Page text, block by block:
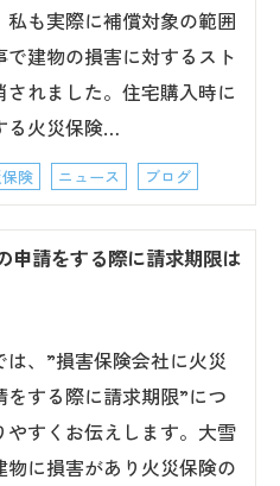
私も実際に補償対象の範囲
で建物の損害に対するスト
されました。住宅購入時に
る火災保険…
険 ニュース ブログ
申請をする際に請求期限は
は、”損害保険会社に火災
をする際に請求期限”につ
やすくお伝えします。大雪
物に損害があり火災保険の